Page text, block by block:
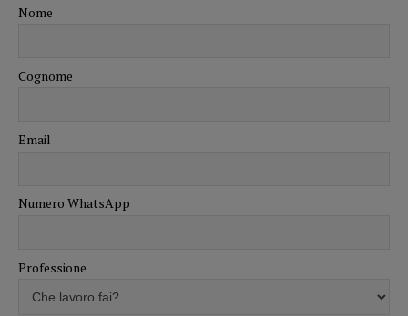
Nome
Cognome
Email
Numero WhatsApp
Professione